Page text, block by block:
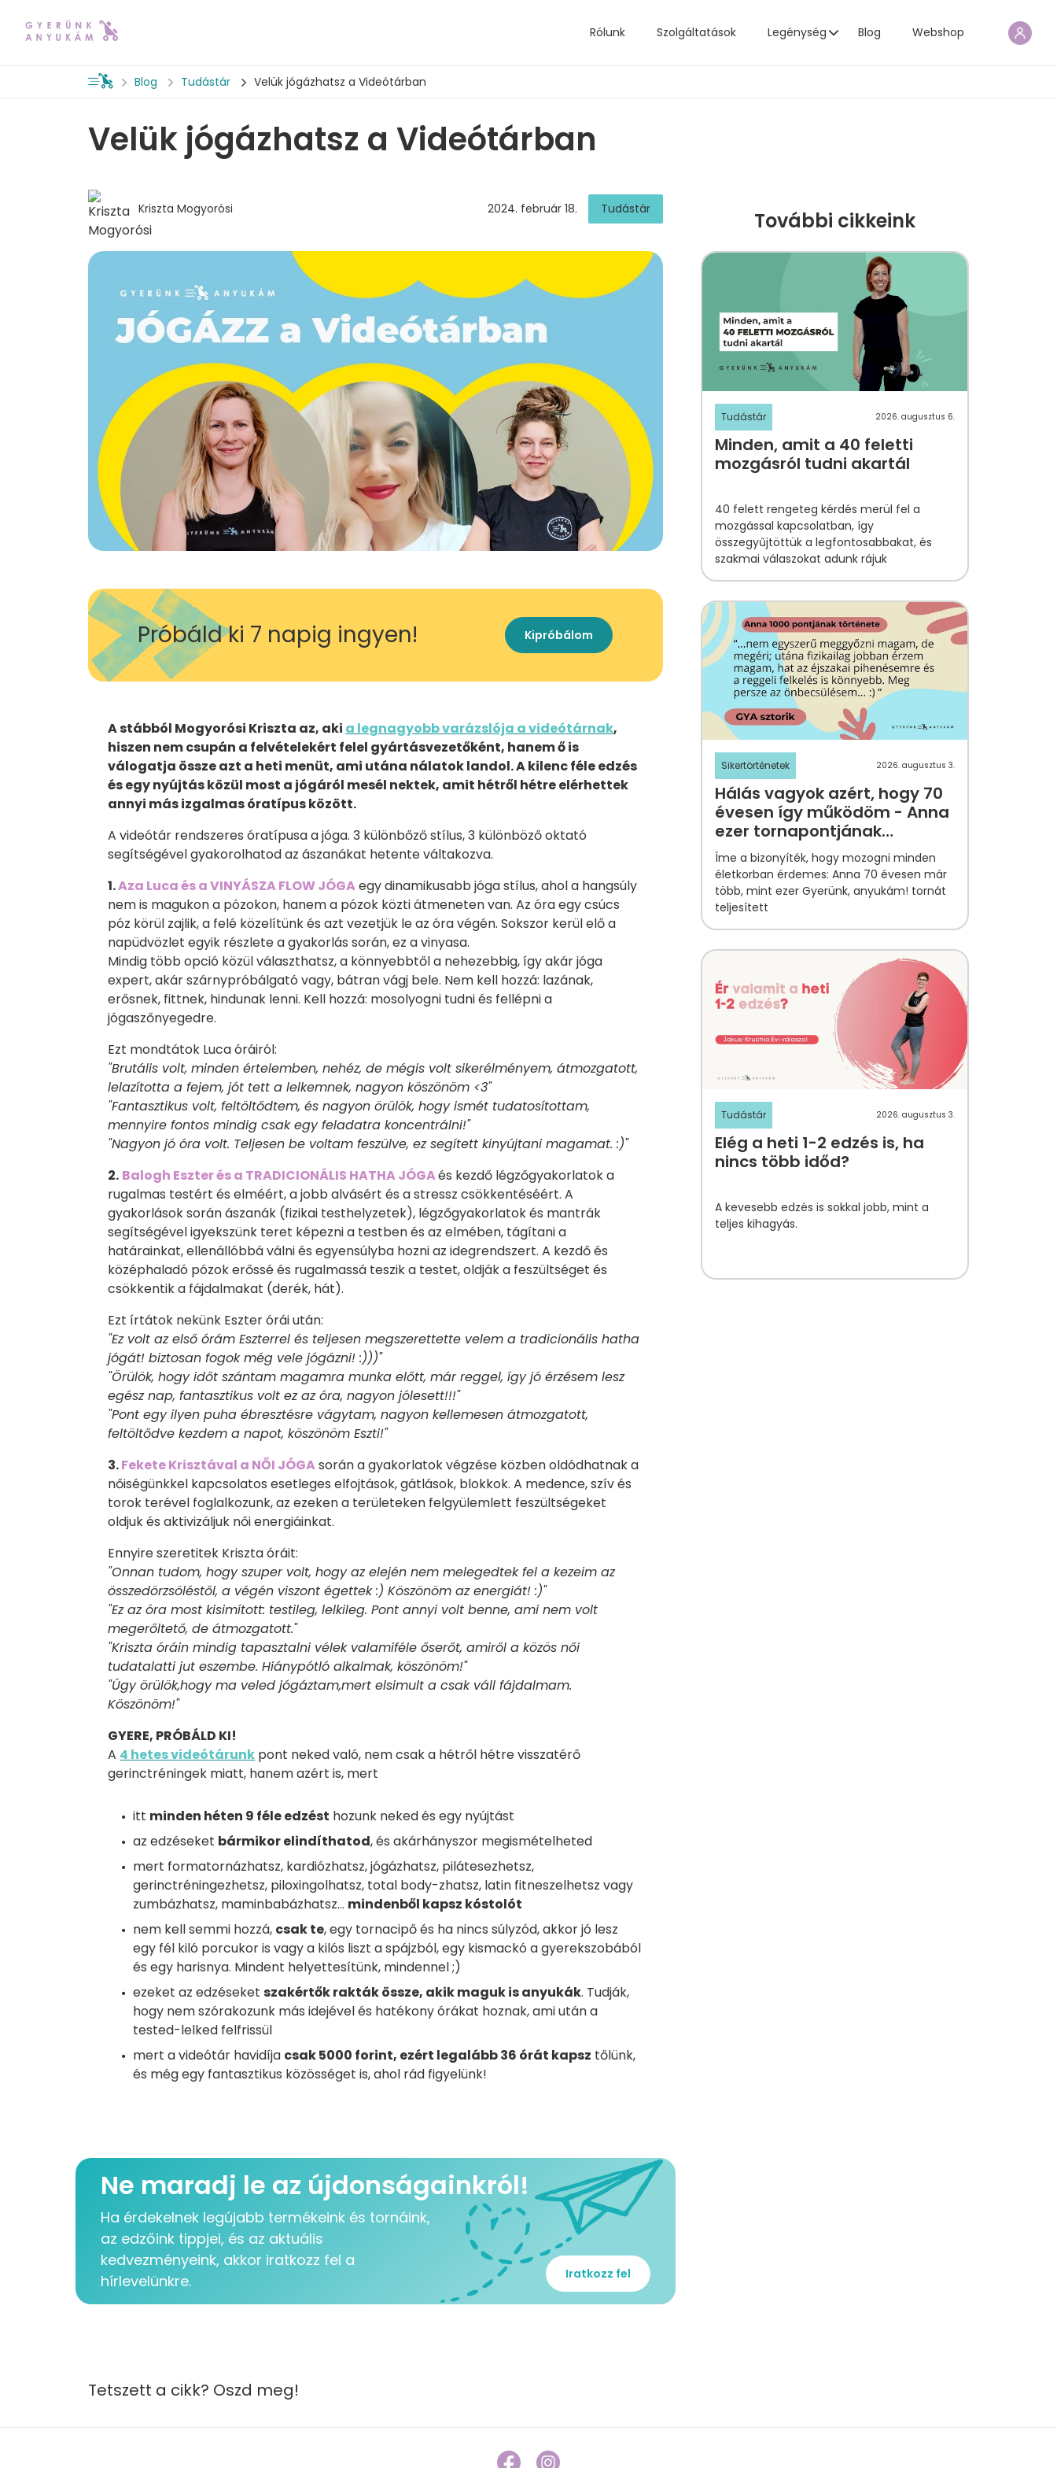
Rólunk Szolgáltatások Legénység Blog Webshop
Blog Tudástár Velük jógázhatsz a Videótárban
Velük jógázhatsz a Videótárban
Kriszta Mogyorósi 2024. február 18. Tudástár
Próbáld ki 7 napig ingyen! Kipróbálom
A stábból Mogyorósi Kriszta az, aki a legnagyobb varázslója a videótárnak,
hiszen nem csupán a felvételekért felel gyártásvezetőként, hanem ő is
válogatja össze azt a heti menüt, ami utána nálatok landol. A kilenc féle edzés
és egy nyújtás közül most a jógáról mesél nektek, amit hétről hétre elérhettek
annyi más izgalmas óratípus között.
A videótár rendszeres óratípusa a jóga. 3 különbőző stílus, 3 különböző oktató
segítségével gyakorolhatod az ászanákat hetente váltakozva.
1.Aza Luca és a VINYÁSZA FLOW JÓGAegy dinamikusabb jóga stílus, ahol a hangsúly
nem is magukon a pózokon, hanem a pózok közti átmeneten van. Az óra egy csúcs
póz körül zajlik, a felé közelítünk és azt vezetjük le az óra végén. Sokszor kerül elő a
napüdvözlet egyik részlete a gyakorlás során, ez a vinyasa.
Mindig több opció közül választhatsz, a könnyebbtől a nehezebbig, így akár jóga
expert, akár szárnypróbálgató vagy, bátran vágj bele. Nem kell hozzá: lazának,
erősnek, fittnek, hindunak lenni. Kell hozzá: mosolyogni tudni és fellépni a
jógaszőnyegedre.
Ezt mondtátok Luca óráiról:
"Brutális volt, minden értelemben, nehéz, de mégis volt sikerélményem, átmozgatott,
lelazította a fejem, jót tett a lelkemnek, nagyon köszönöm <3"
"Fantasztikus volt, feltöltődtem, és nagyon örülök, hogy ismét tudatosítottam,
mennyire fontos mindig csak egy feladatra koncentrálni!"
"Nagyon jó óra volt. Teljesen be voltam feszülve, ez segített kinyújtani magamat. :)"
2. Balogh Eszter és a TRADICIONÁLIS HATHA JÓGAés kezdő légzőgyakorlatok a
rugalmas testért és elméért, a jobb alvásért és a stressz csökkentéséért. A
gyakorlások során ászanák (fizikai testhelyzetek), légzőgyakorlatok és mantrák
segítségével igyekszünk teret képezni a testben és az elmében, tágítani a
határainkat, ellenállóbbá válni és egyensúlyba hozni az idegrendszert. A kezdő és
középhaladó pózok erőssé és rugalmassá teszik a testet, oldják a feszültséget és
csökkentik a fájdalmakat (derék, hát).
Ezt írtátok nekünk Eszter órái után:
"Ez volt az első órám Eszterrel és teljesen megszerettette velem a tradicionális hatha
jógát! biztosan fogok még vele jógázni! :)))"
"Örülök, hogy időt szántam magamra munka előtt, már reggel, így jó érzésem lesz
egész nap, fantasztikus volt ez az óra, nagyon jólesett!!!"
"Pont egy ilyen puha ébresztésre vágytam, nagyon kellemesen átmozgatott,
feltöltődve kezdem a napot, köszönöm Eszti!"
3.Fekete Krisztával a NŐI JÓGAsorán a gyakorlatok végzése közben oldódhatnak a
nőiségünkkel kapcsolatos esetleges elfojtások, gátlások, blokkok. A medence, szív és
torok terével foglalkozunk, az ezeken a területeken felgyülemlett feszültségeket
oldjuk és aktivizáljuk női energiáinkat.
Ennyire szeretitek Kriszta óráit:
"Onnan tudom, hogy szuper volt, hogy az elején nem melegedtek fel a kezeim az
összedörzsöléstől, a végén viszont égettek :) Köszönöm az energiát! :)"
"Ez az óra most kisimított: testileg, lelkileg. Pont annyi volt benne, ami nem volt
megerőltető, de átmozgatott."
"Kriszta óráin mindig tapasztalni vélek valamiféle őserőt, amiről a közös női
tudatalatti jut eszembe. Hiánypótló alkalmak, köszönöm!"
"Úgy örülök,hogy ma veled jógáztam,mert elsimult a csak váll fájdalmam.
Köszönöm!"
GYERE, PRÓBÁLD KI!
A 4 hetes videótárunk pont neked való, nem csak a hétről hétre visszatérő
gerinctréningek miatt, hanem azért is, mert
itt minden héten 9 féle edzést hozunk neked és egy nyújtást
az edzéseket bármikor elindíthatod, és akárhányszor megismételheted
mert formatornázhatsz, kardiózhatsz, jógázhatsz, pilátesezhetsz,
gerinctréningezhetsz, piloxingolhatsz, total body-zhatsz, latin fitneszelhetsz vagy
zumbázhatsz, maminbabázhatsz... mindenből kapsz kóstolót
nem kell semmi hozzá, csak te, egy tornacipő és ha nincs súlyzód, akkor jó lesz
egy fél kiló porcukor is vagy a kilós liszt a spájzból, egy kismackó a gyerekszobából
és egy harisnya. Mindent helyettesítünk, mindennel ;)
ezeket az edzéseketszakértők rakták össze, akik maguk is anyukák. Tudják,
hogy nem szórakozunk más idejével és hatékony órákat hoznak, ami után a
tested-lelked felfrissül
mert a videótár havidíja csak 5000 forint, ezért legalább 36 órát kapsz tőlünk,
és még egy fantasztikus közösséget is, ahol rád figyelünk!
Ne maradj le az újdonságainkról!
Ha érdekelnek legújabb termékeink és tornáink,
az edzőink tippjei, és az aktuális
kedvezményeink, akkor iratkozz fel a
hírlevelünkre.
Iratkozz fel
Tetszett a cikk? Oszd meg!
További cikkeink
Tudástár 2026. augusztus 6.
Minden, amit a 40 feletti
mozgásról tudni akartál
40 felett rengeteg kérdés merül fel a
mozgással kapcsolatban, így
összegyűjtöttük a legfontosabbakat, és
szakmai válaszokat adunk rájuk
Sikertörténetek 2026. augusztus 3.
Hálás vagyok azért, hogy 70
évesen így működöm - Anna
ezer tornapontjának
története
Íme a bizonyíték, hogy mozogni minden
életkorban érdemes: Anna 70 évesen már
több, mint ezer Gyerünk, anyukám! tornát
teljesített
Tudástár 2026. augusztus 3.
Elég a heti 1-2 edzés is, ha
nincs több időd?
A kevesebb edzés is sokkal jobb, mint a
teljes kihagyás.